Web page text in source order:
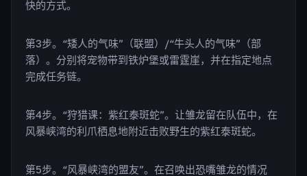
快的方式。
第3步。“矮人的气味”（联盟）/“牛头人的气味”（部
落）。分别将宠物带到铁炉堡或雷霆崖，并在指定地点
完成任务链。
第4步。“狩猎课：紫红泰斑蛇”。让雏龙留在队伍中，在
风暴峡湾的利爪栖息地附近击败野生的紫红泰斑蛇。
第5步。“风暴峡湾的盟友”。在召唤出恐嘴雏龙的情况